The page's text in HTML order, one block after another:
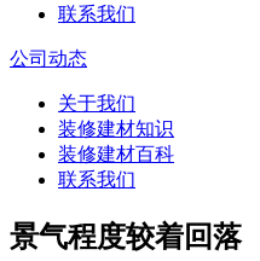
联系我们
公司动态
关于我们
装修建材知识
装修建材百科
联系我们
景气程度较着回落